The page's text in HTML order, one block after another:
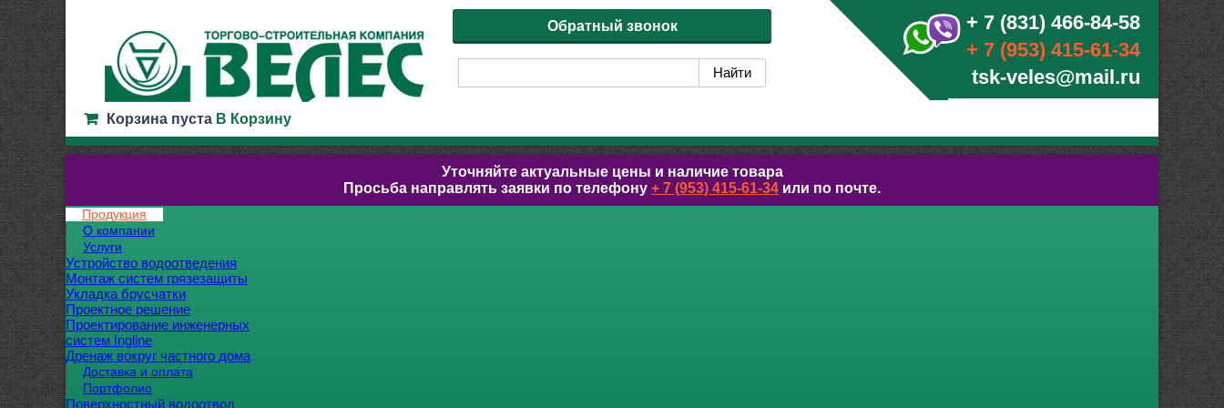
+ 7 (831) 466-84-58
+ 7 (953) 415-61-34
tsk-veles@mail.ru
Обратный звонок
Корзина пуста В Корзину
Уточняйте актуальные цены и наличие товара
Просьба направлять заявки по телефону + 7 (953) 415-61-34 или по почте.
Продукция
О компании
Услуги
Устройство водоотведения
Монтаж систем грязезащиты
Укладка брусчатки
Проектное решение
Проектирование инженерных
систем Ingline
Дренаж вокруг частного дома
Доставка и оплата
Портфолио
Поверхностный водоотвод